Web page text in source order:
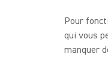
Pour
qui vous
manquer